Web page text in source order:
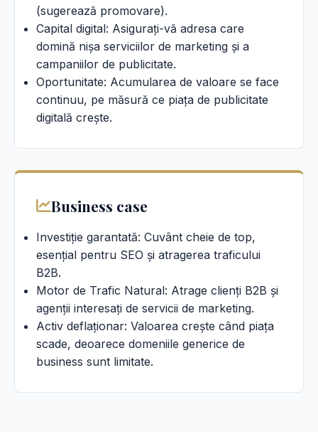
(sugerează promovare).
Capital digital: Asigurați-vă adresa care
domină nișa serviciilor de marketing și a
campaniilor de publicitate.
Oportunitate: Acumularea de valoare se face
continuu, pe măsură ce piața de publicitate
digitală crește.
Business case
Investiție garantată: Cuvânt cheie de top,
esențial pentru SEO și atragerea traficului
B2B.
Motor de Trafic Natural: Atrage clienți B2B și
agenții interesați de servicii de marketing.
Activ deflaționar: Valoarea crește când piața
scade, deoarece domeniile generice de
business sunt limitate.